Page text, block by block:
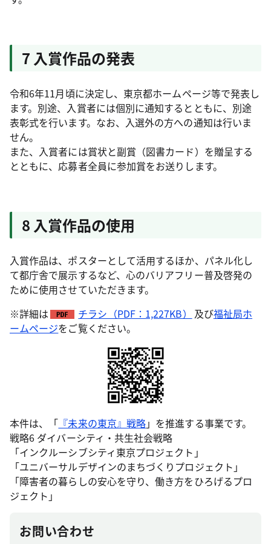
7 入賞作品の発表
令和6年11月頃に決定し、東京都ホームページ等で発表し
ます。別途、入賞者には個別に通知するとともに、別途
表彰式を行います。なお、入選外の方への通知は行いま
せん。
また、入賞者には賞状と副賞（図書カード）を贈呈する
とともに、応募者全員に参加賞をお送りします。
8 入賞作品の使用
入賞作品は、ポスターとして活用するほか、パネル化し
て都庁舎で展示するなど、心のバリアフリー普及啓発の
ために使用させていただきます。
※詳細は
チラシ（PDF：1,227KB） 及び福祉局ホ
ームページをご覧ください。
本件は、「 『未来の東京』戦略」を推進する事業です。
戦略6 ダイバーシティ・共生社会戦略
「インクルーシブシティ東京プロジェクト」
「ユニバーサルデザインのまちづくりプロジェクト」
「障害者の暮らしの安心を守り、働き方をひろげるプロ
ジェクト」
お問い合わせ